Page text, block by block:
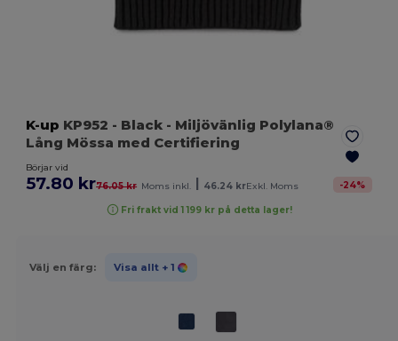
K-up KP952 - Black - Miljövänlig Polylana®
Lång Mössa med Certifiering
Börjar vid
57.80 kr76.05 kr Moms inkl. 46.24 krExkl. Moms -24%
Fri frakt vid 1 199 kr på detta lager!
Välj en färg: Visa allt + 1